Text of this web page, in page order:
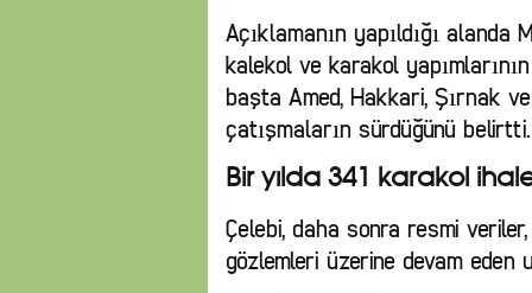
Açıklamanın yapıldığı alanda
kalekol ve karakol
başta Amed, Hakkari, Şırnak
çatışmaların sürdüğünü belirtti.
Bir yılda 341 karakol
Çelebi, daha sonra resmi
gözlemleri üzerine devam eden